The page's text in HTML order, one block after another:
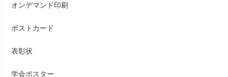
オンデマンド印刷
ポストカード
表彰状
学会ポスター